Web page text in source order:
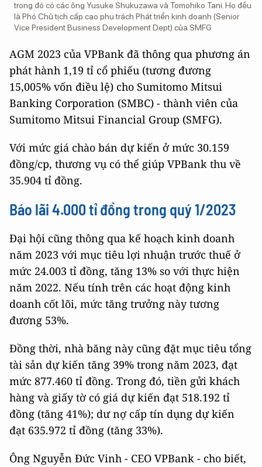
trong đó có các ông Yusuke Shukuzawa và Tomohiko Tani. Họ đều
là Phó Chủ tịch cấp cao phụ trách Phát triển kinh doanh (Senior
Vice President Business Development Dept) của SMFG
AGM 2023 của VPBank đã thông qua phương án
phát hành 1,19 tỉ cổ phiếu (tương đương
15,005% vốn điều lệ) cho Sumitomo Mitsui
Banking Corporation (SMBC) - thành viên của
Sumitomo Mitsui Financial Group (SMFG).
Với mức giá chào bán dự kiến ở mức 30.159
đồng/cp, thương vụ có thể giúp VPBank thu về
35.904 tỉ đồng.
Báo lãi 4.000 tỉ đồng trong quý 1/2023
Đại hội cũng thông qua kế hoạch kinh doanh
năm 2023 với mục tiêu lợi nhuận trước thuế ở
mức 24.003 tỉ đồng, tăng 13% so với thực hiện
năm 2022. Nếu tính trên các hoạt động kinh
doanh cốt lõi, mức tăng trưởng này tương
đương 53%.
Đồng thời, nhà băng này cũng đặt mục tiêu tổng
tài sản dự kiến tăng 39% trong năm 2023, đạt
mức 877.460 tỉ đồng. Trong đó, tiền gửi khách
hàng và giấy tờ có giá dự kiến đạt 518.192 tỉ
đồng (tăng 41%); dư nợ cấp tín dụng dự kiến
đạt 635.972 tỉ đồng (tăng 33%).
Ông Nguyễn Đức Vinh - CEO VPBank - cho biết,